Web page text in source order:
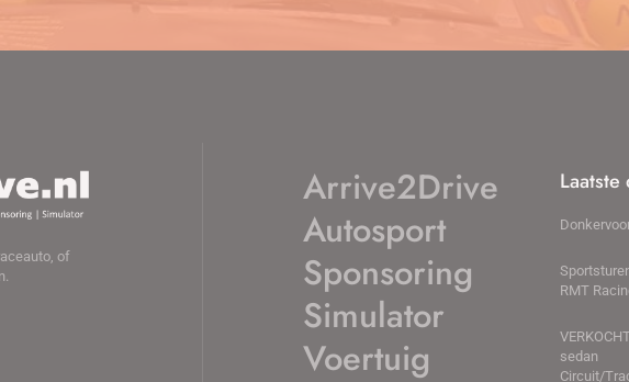
of
Arrive2Drive
Autosport
Sponsoring
Simulator
Voertuig
Laatste
RMT
sedan
Circuit/